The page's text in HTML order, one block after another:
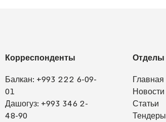
Корреспонденты
Балкан: +993 222 6-09-
01
Дашогуз: +993 346 2-
48-90
Отделы
Главная
Новости
Статьи
Тендеры